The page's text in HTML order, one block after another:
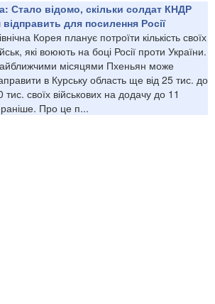
Стало відомо, скільки солдат КНДР
для посилення Росії
Корея планує потроїти кількість своїх
які воюють на боці Росії проти України.
місяцями Пхеньян може
в Курську область ще від 25 тис. до
тис. своїх військових на додачу до 11
Про це п...